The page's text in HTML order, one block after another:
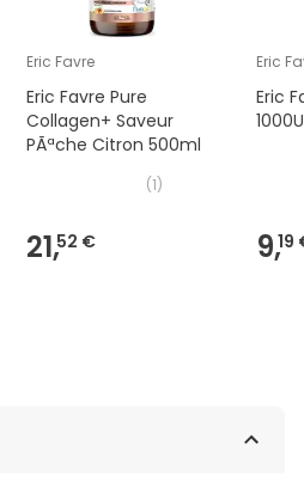
Eric Favre
Eric Favre Pure
Collagen+ Saveur
PÃªche Citron 500ml
(1)
21,52 €
Eric
Eric
9,19